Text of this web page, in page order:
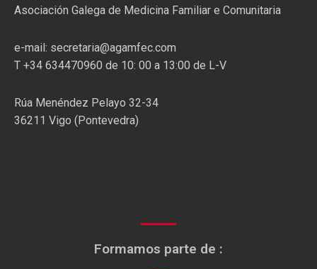
Asociación Galega de Medicina Familiar e Comunitaria
e-mail: secretaria@agamfec.com
T +34 634470960 de 10: 00 a 13:00 de L-V
Rúa Menéndez Pelayo 32-34
36211 Vigo (Pontevedra)
Formamos parte de :